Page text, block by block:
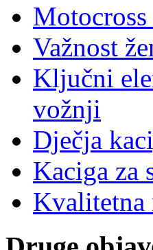
Važnost
Ključni
vožnji
Dječja
Kaciga za
Kvalitetna